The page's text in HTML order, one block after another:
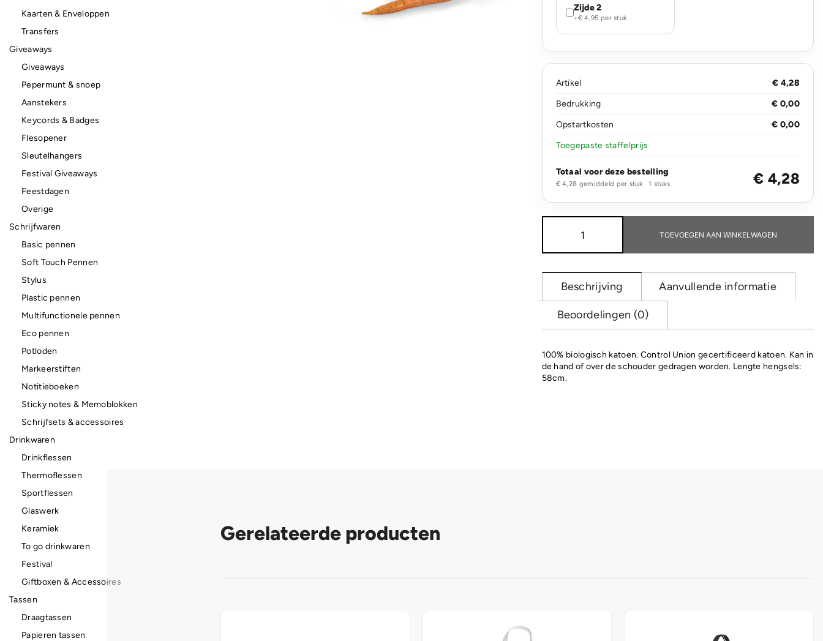
Zijde 2
+€ 4,95 per stuk
Artikel
€ 4,28
Bedrukking
€ 0,00
Opstartkosten
€ 0,00
Toegepaste staffelprijs
Totaal voor deze bestelling
€ 4,28 gemiddeld per stuk · 1 stuks € 4,28
Cotton
TOEVOEGEN AAN WINKELWAGEN
Beschrijving Aanvullende informatie
Beoordelingen (0)
100% biologisch katoen. Control Union gecertificeerd katoen. Kan in
de hand of over de schouder gedragen worden. Lengte hengsels:
58cm.
Gerelateerde producten
Kaarten & Enveloppen
Transfers
Giveaways
Giveaways
Pepermunt & snoep
Aanstekers
Keycords & Badges
Flesopener
Sleutelhangers
Festival Giveaways
Feestdagen
Overige
Schrijfwaren
Basic pennen
Soft Touch Pennen
Stylus
Plastic pennen
Multifunctionele pennen
Eco pennen
Potloden
Markeerstiften
Notitieboeken
Sticky notes & Memoblokken
Schrijfsets & accessoires
Drinkwaren
Drinkflessen
Thermoflessen
Sportflessen
Glaswerk
Keramiek
To go drinkwaren
Festival
Giftboxen & Accessoires
Tassen
Draagtassen
Papieren tassen